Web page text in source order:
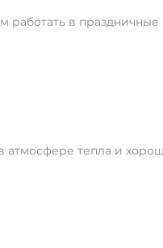
работать в
тепла и